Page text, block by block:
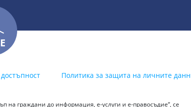
Политика за защита на личните
на граждани до информация, е-услуги и е-правосъдие“, се